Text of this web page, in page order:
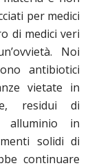
per medici
di medici veri
Noi
antibiotici
vietate in
residui di
alluminio in
solidi di
continuare